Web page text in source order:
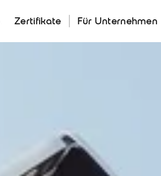
Zertifikate Für Unternehmen